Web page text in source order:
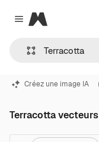
Close menu
Magnific
Créez une image IA
Terracotta vecteurs